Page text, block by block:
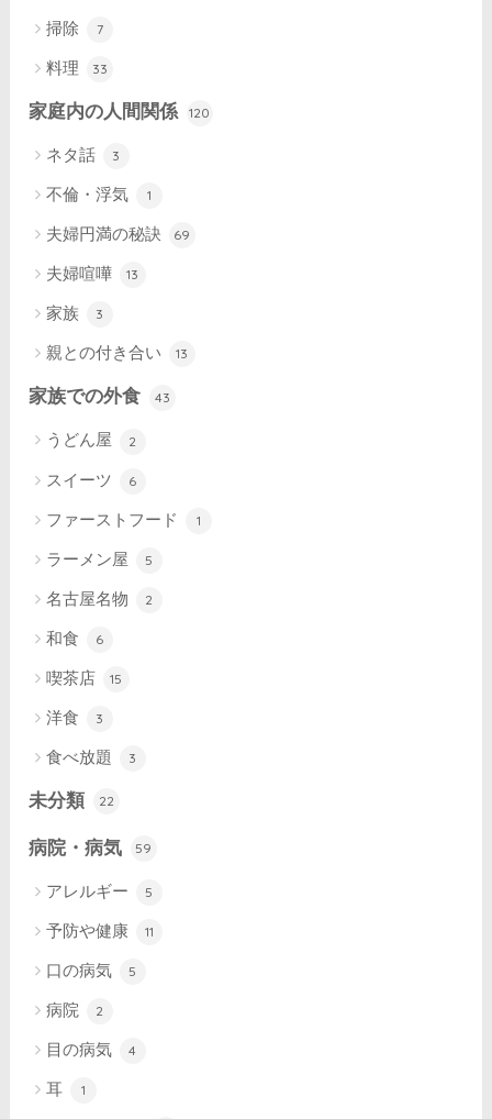
掃除 7
料理 33
家庭内の人間関係 120
ネタ話 3
不倫・浮気 1
夫婦円満の秘訣 69
夫婦喧嘩 13
家族 3
親との付き合い 13
家族での外食 43
うどん屋 2
スイーツ 6
ファーストフード 1
ラーメン屋 5
名古屋名物 2
和食 6
喫茶店 15
洋食 3
食べ放題 3
未分類 22
病院・病気 59
アレルギー 5
予防や健康 11
口の病気 5
病院 2
目の病気 4
耳 1